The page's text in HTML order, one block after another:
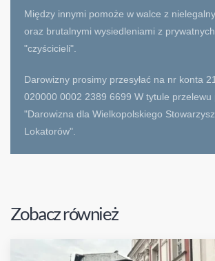
Między innymi pomoże w walce z
oraz brutalnymi wysiedleniami z
"czyścicieli".
Darowizny prosimy przesyłać na nr konta
020000 0002 2389 6699 W tytule przelewu
"Darowizna dla Wielkopolskiego
Lokatorów".
Zobacz również